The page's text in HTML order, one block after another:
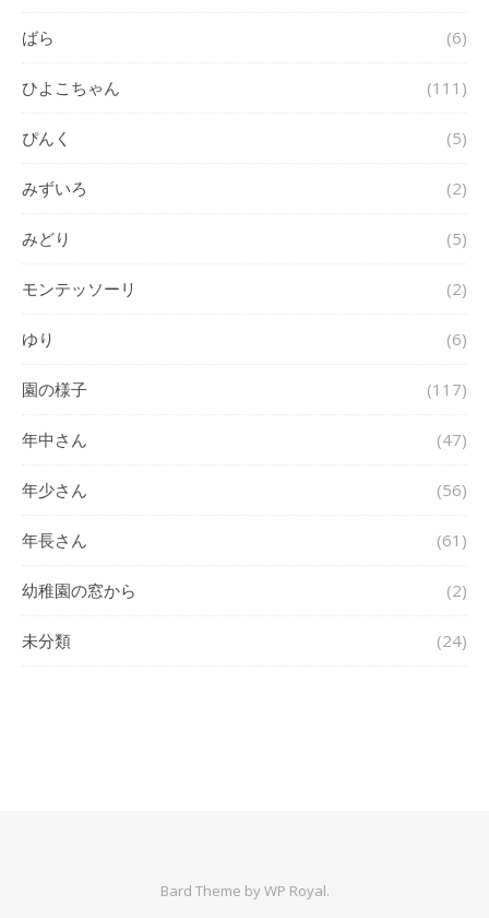
ばら (6)
ひよこちゃん (111)
ぴんく (5)
みずいろ (2)
みどり (5)
モンテッソーリ (2)
ゆり (6)
園の様子 (117)
年中さん (47)
年少さん (56)
年長さん (61)
幼稚園の窓から (2)
未分類 (24)
Bard Theme byWP Royal.